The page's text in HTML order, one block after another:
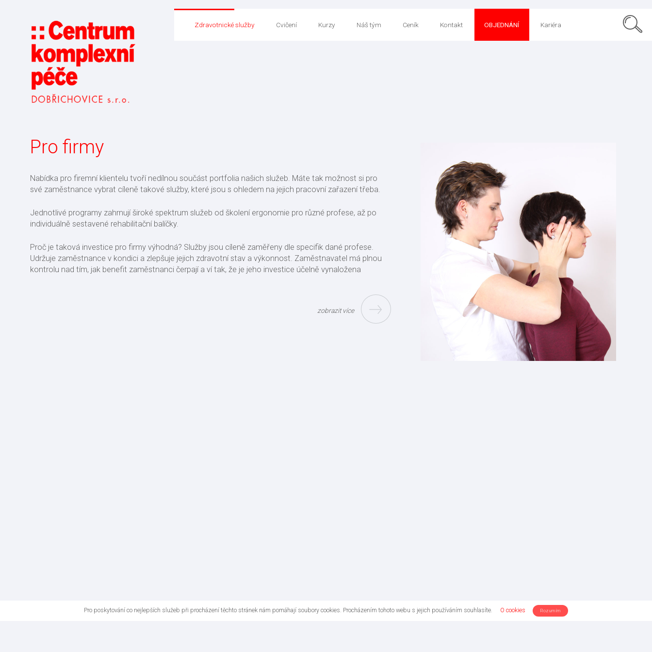
Zdravotnické služby Cvičení Kurzy Náš tým Ceník Kontakt OBJEDNÁNÍ Kariéra
Pro firmy
Nabídka pro firemní klientelu tvoří nedílnou součást portfolia našich služeb. Máte tak možnost si pro
své zaměstnance vybrat cíleně takové služby, které jsou s ohledem na jejich pracovní zařazení třeba.
Jednotlivé programy zahrnují široké spektrum služeb od školení ergonomie pro různé profese, až po
individuálně sestavené rehabilitační balíčky.
Proč je taková investice pro firmy výhodná? Služby jsou cíleně zaměřeny dle specifik dané profese.
Udržuje zaměstnance v kondici a zlepšuje jejich zdravotní stav a výkonnost. Zaměstnavatel má plnou
kontrolu nad tím, jak benefit zaměstnanci čerpají a ví tak, že je jeho investice účelně vynaložena
zobrazit více
Pro poskytování co nejlepších služeb při procházení těchto stránek nám pomáhají soubory cookies. Procházením tohoto webu s jejich používáním souhlasíte. O cookies Rozumím